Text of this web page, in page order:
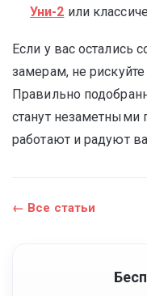
Уни-2 или
Если у вас остались
замерам, не
Правильно
станут
работают и радуют
← Все статьи